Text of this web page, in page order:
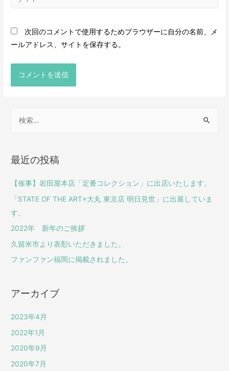
次回のコメントで使用するためブラウザーに自分の名前、メ
ールアドレス、サイトを保存する。
最近の投稿
【催事】岩田屋本店「定番コレクション」に出店いたします。
「STATE OF THE ART×大丸 東京店 明日見世」に出展していま
す。
2022年 新年のご挨拶
久留米市より表彰いただきました。
ファンファン福岡に掲載されました。
アーカイブ
2023年4月
2022年1月
2020年9月
2020年7月